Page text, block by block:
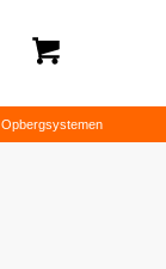
Opbergsystemen